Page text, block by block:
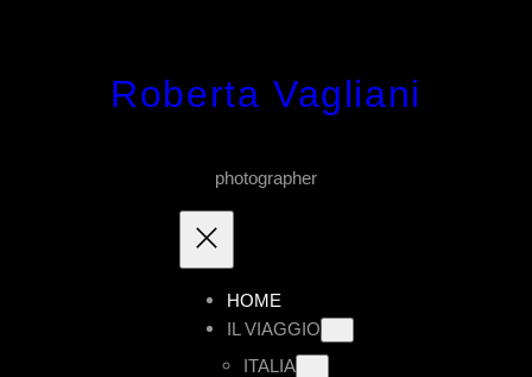
Roberta Vagliani
photographer
HOME
IL VIAGGIO
ITALIA